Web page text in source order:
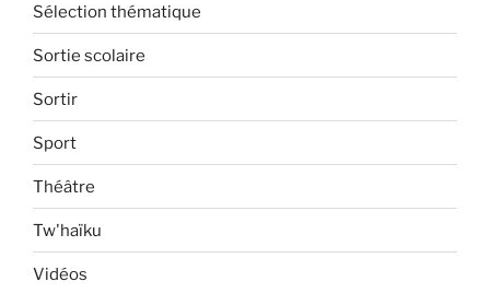
Sélection thématique
Sortie scolaire
Sortir
Sport
Théâtre
Tw'haïku
Vidéos